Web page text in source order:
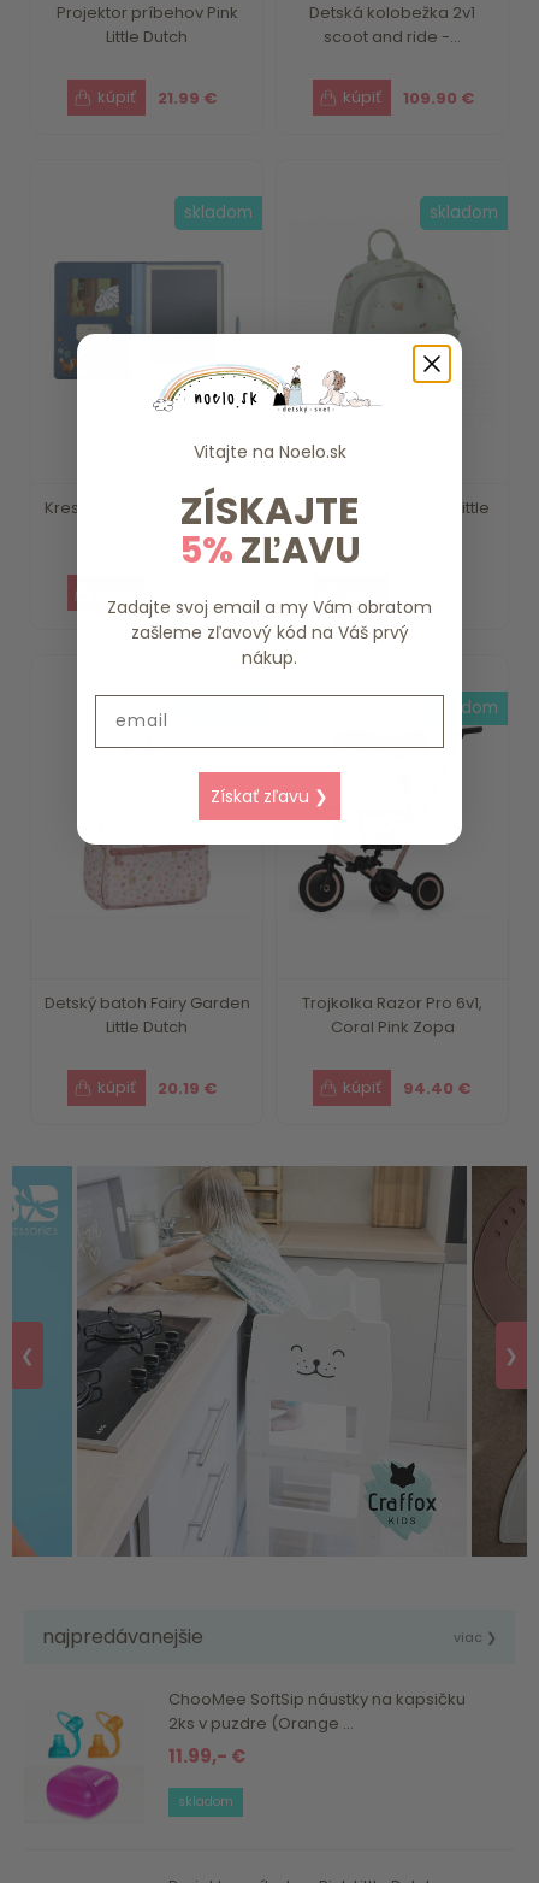
Projektor príbehov Pink
Little Dutch
21.99 €
Detská kolobežka 2v1
scoot and ride -...
109.90 €
Kresliaci tablet Blue Forest
skladom
Detský batoh Farma Little
skladom
Detský batoh Fairy Garden
Little Dutch
20.19 €
Trojkolka Razor Pro 6v1,
Coral Pink Zopa
94.40 €
skladom
❮ ❯
najpredávanejšie viac ❯
ChooMee SoftSip náustky na kapsičku
2ks v puzdre (Orange ...
11.99,- €
skladom
Vitajte na Noelo.sk
ZÍSKAJTE
5%ZĽAVU
Zadajte svoj email a my Vám obratom
zašleme zľavový kód na Váš prvý
nákup.
Získať zľavu ❯